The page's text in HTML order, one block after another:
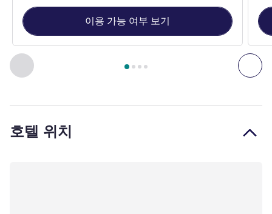
이전 - 객실 다
4/ 페이지 , 객실 1 : Standard Room with a double bed , 객
이용 가능 여부 보기
호텔 위치